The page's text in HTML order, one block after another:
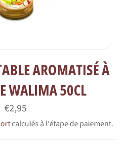
AROMATISÉ À
WALIMA 50CL
Prix
régulier
€2,95
calculés à l'étape de paiement.